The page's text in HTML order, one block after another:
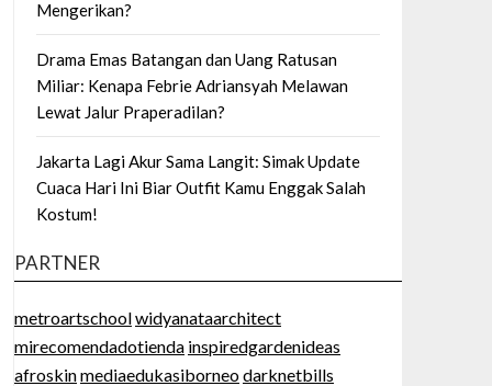
Mengerikan?
Drama Emas Batangan dan Uang Ratusan
Miliar: Kenapa Febrie Adriansyah Melawan
Lewat Jalur Praperadilan?
Jakarta Lagi Akur Sama Langit: Simak Update
Cuaca Hari Ini Biar Outfit Kamu Enggak Salah
Kostum!
PARTNER
metroartschoolwidyanataarchitect
mirecomendadotienda inspiredgardenideas
afroskinmediaedukasiborneodarknetbills